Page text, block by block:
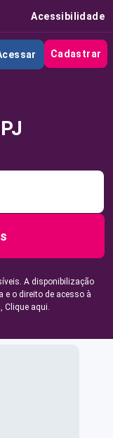
Acessibilidade
Cadastrar
A disponibilização
e o direito de acesso à
Clique aqui.